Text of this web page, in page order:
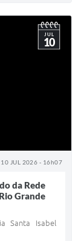
10 JUL 2026 - 16h07
JUL
10
da Rede
Grande
Santa Isabel